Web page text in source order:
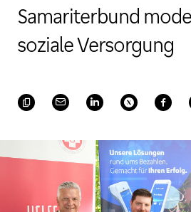
Samariterbund
soziale Versorgung